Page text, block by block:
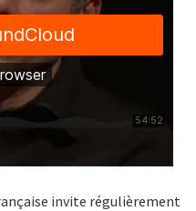
invite régulièrement